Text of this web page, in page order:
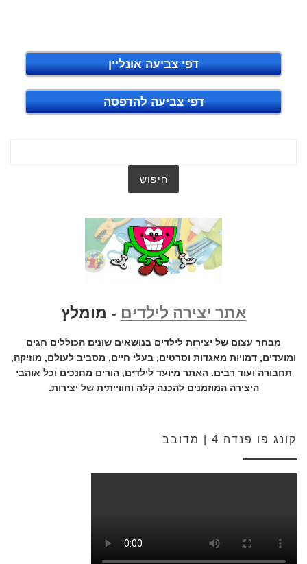
דפי צביעה אונליין
דפי צביעה להדפסה
אתר יצירה לילדים - מומלץ
מבחר עצום של יצירות לילדים בנושאים שונים הכוללים חגים
ומועדים, דמויות מאגדות וסרטים, בעלי חיים, מסביב לעולם, מוזיקה,
תחבורה ועוד רבים. האתר מיועד לילדים, הורים מחנכים וכל אוהבי
היצירה המוזמנים להכנה קלה וחווייתית של יצירות.
קונג פו פנדה 4 | מדובב